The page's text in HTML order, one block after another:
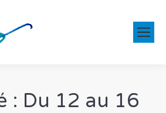
: Du 12 au 16